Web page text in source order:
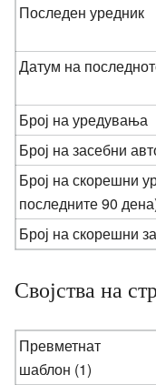
Последен уредник
Датум на
Број на уредувања
Број на засебни
Број на скорешни
последните 90
Број на скорешни
Својства на
Превметнат
шаблон (1)